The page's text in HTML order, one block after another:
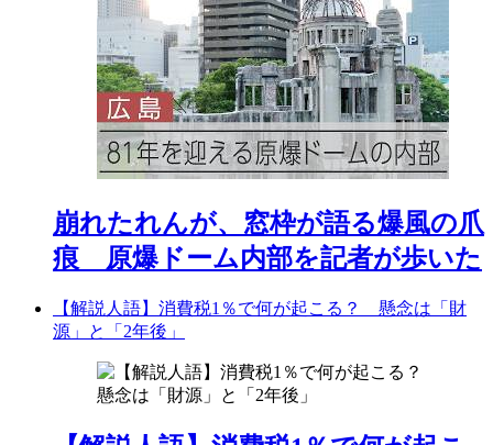
崩れたれんが、窓枠が語る爆風の爪
痕 原爆ドーム内部を記者が歩いた
【解説人語】消費税1％で何が起こる？ 懸念は「財
源」と「2年後」